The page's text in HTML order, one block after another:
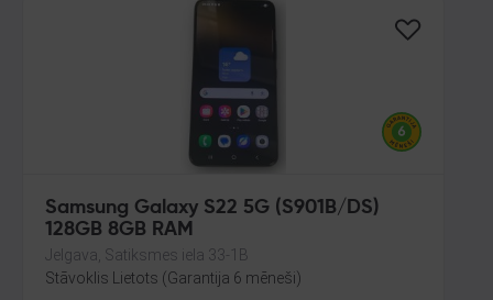
Samsung Galaxy S22 5G (S901B/DS)
128GB 8GB RAM
Jelgava, Satiksmes iela 33-1B
Stāvoklis Lietots (Garantija 6 mēneši)